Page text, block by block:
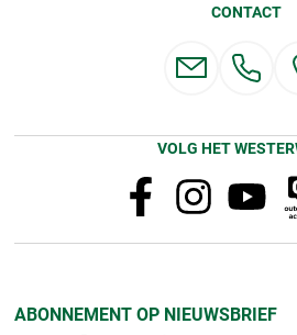
CONTACT
VOLG HET
ABONNEMENT OP NIEUWSBRIEF